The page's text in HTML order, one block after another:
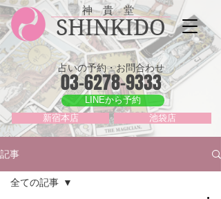
神 貴 堂
SHINKIDO
占いの予約・お問合わせ
03-6278-9333
LINEから予約
新宿本店 池袋店
記事
全ての記事